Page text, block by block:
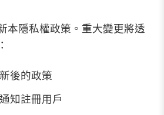
本隱私權政策。重大變更將透
後的政策
知註冊用戶